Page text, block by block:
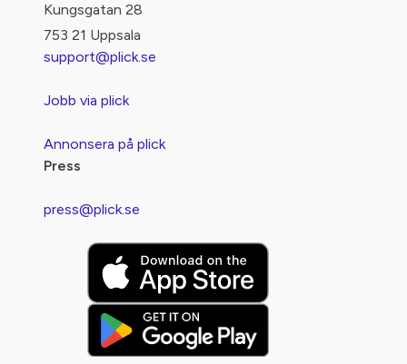
Kungsgatan 28
753 21 Uppsala
support@plick.se
Jobb via plick
Annonsera på plick
Press
press@plick.se